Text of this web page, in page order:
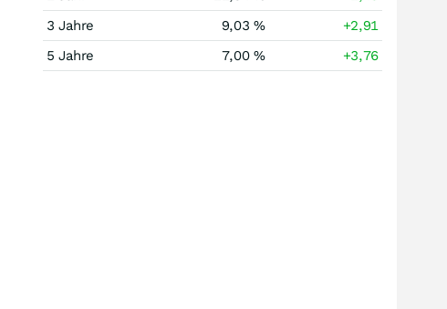
3 Jahre
9,03 %
+2,91
5 Jahre
7,00 % +3,76